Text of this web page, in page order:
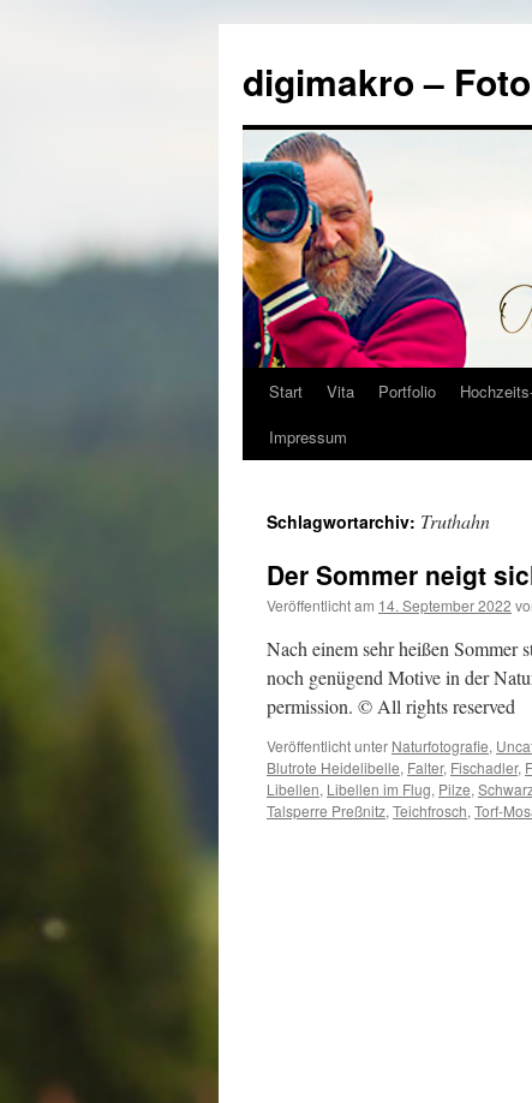
springen
digimakro –
Start Vita Portfolio
Impressum
Schlagwortarchiv: Truthahn
Der Sommer neigt
Veröffentlicht am 14. September 2022
Nach einem sehr heißen Sommer
noch genügend Motive in der
permission. © All rights reserved
Veröffentlicht unter Naturfotografie,
Blutrote Heidelibelle, Falter, Fischadler,
Libellen, Libellen im Flug, Pilze,
Talsperre Preßnitz, Teichfrosch, Torf-